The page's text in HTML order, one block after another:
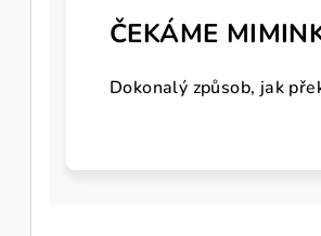
ČEKÁME
Dokonalý způsob, jak